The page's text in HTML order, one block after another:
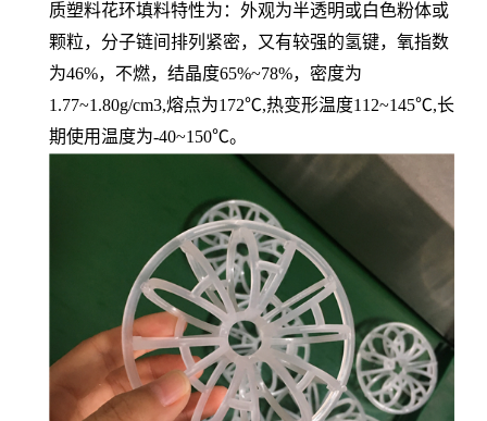
质塑料花环填料特性为：外观为半透明或白色粉体或
颗粒，分子链间排列紧密，又有较强的氢键，氧指数
为46%，不燃，结晶度65%~78%，密度为
1.77~1.80g/cm3,熔点为172℃,热变形温度112~145℃,长
期使用温度为-40~150℃。